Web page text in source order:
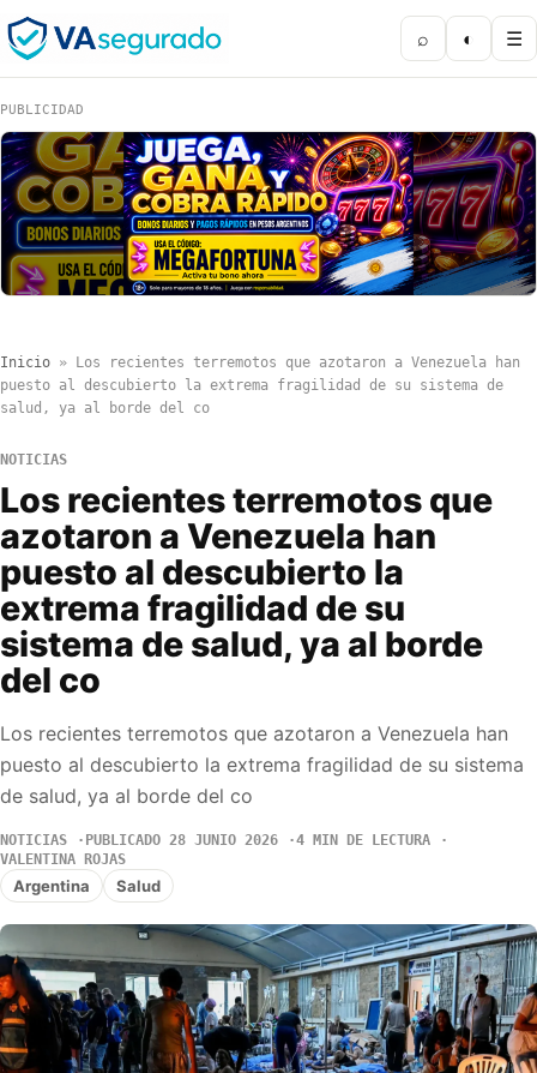
⌕ ◐ ☰
PUBLICIDAD
Inicio »
Los recientes terremotos que azotaron a Venezuela han
puesto al descubierto la extrema fragilidad de su sistema de
salud, ya al borde del co
NOTICIAS
Los recientes terremotos que
azotaron a Venezuela han
puesto al descubierto la
extrema fragilidad de su
sistema de salud, ya al borde
del co
Los recientes terremotos que azotaron a Venezuela han
puesto al descubierto la extrema fragilidad de su sistema
de salud, ya al borde del co
NOTICIAS PUBLICADO 28 JUNIO 2026
4 MIN DE LECTURA
VALENTINA ROJAS
Argentina Salud